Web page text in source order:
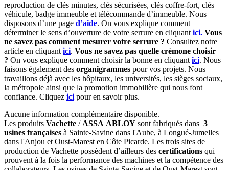
reproduction de clés minutes, clés sécurisées, clés coffre-fort, clés
véhicule, badge immeuble et télécommande d’immeuble. Nous
disposons d’une page d’aide. On vous explique comment
déterminer le sens d’ouverture de votre serrure en cliquantici. Vous
ne savez pas comment mesurer votre serrure ? Consultez notre
article en cliquantici. Vous ne savez pas quelle crémone choisir
? On vous explique comment choisir la bonne en cliquantici. Nous
faisons également des organigrammes pour vos projets. Nous
travaillons déjà avec les hôpitaux, les universités, les sièges sociaux,
la métropole ainsi que la promotion immobilière qui nous font
confiance. Cliquez icipour en savoir plus.
Aucune information complémentaire disponible.
Les produits Vachette /ASSA ABLOY sont fabriqués dans 3
usines françaises à Sainte-Savine dans l'Aube, à Longué-Jumelles
dans l'Anjou et Oust-Marest en Côte Picarde. Les trois sites de
production de Vachette possèdent d’ailleurs des certifications qui
prouvent à la fois la performance des machines et la compétence des